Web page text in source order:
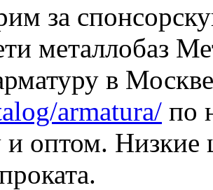
за
металлобаз
в
armatura/ по
оптом. Низкие